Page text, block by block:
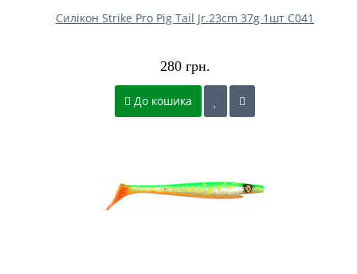
Силікон Strike Pro Pig Tail Jr.23cm 37g 1шт C041
280 грн.
До кошика